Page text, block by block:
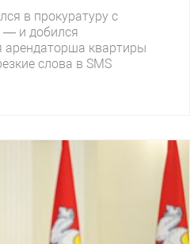
в прокуратуру с
— и добился
арендаторша квартиры
слова в SMS